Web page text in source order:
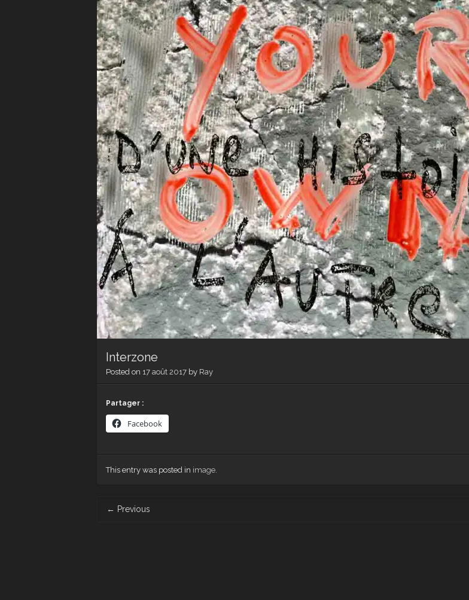
Interzone
Posted on 17 août 2017 by Ray
Partager :
Facebook
This entry was posted in image.
← Previous